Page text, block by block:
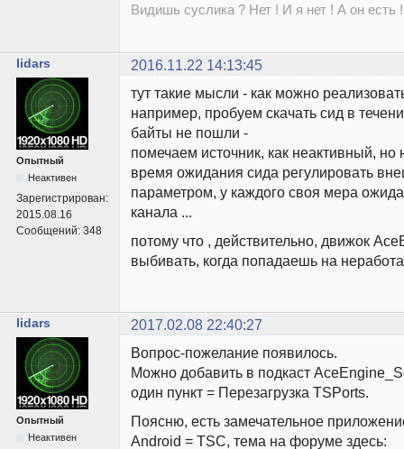
Видишь суслика ? Нет ! И я нет ! А он есть
lidars 2016.11.22 14:13:45
Опытный
Неактивен
Зарегистрирован:
2015.08.16
Сообщений: 348
тут такие мысли - как можно
например, пробуем скачать сид в
байты не пошли -
помечаем источник, как неактивный, но
время ожидания сида регулировать
параметром, у каждого своя мера
канала ...
потому что , действительно, движок
выбивать, когда попадаешь на
lidars 2017.02.08 22:40:27
Опытный
Неактивен
Вопрос-пожелание появилось.
Можно добавить в подкаст
один пункт = Перезагрузка TSPorts.
Поясню, есть замечательное
Android = TSC, тема на форуме здесь: